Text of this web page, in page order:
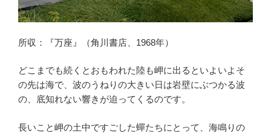
所収：『万座』（角川書店、1968年）
どこまでも続くとおもわれた陸も岬に出るといよいよそ
の先は海で、波のうねりの大きい日は岩壁にぶつかる波
の、底知れない響きが迫ってくるのです。
長いこと岬の土中ですごした蟬たちにとって、海鳴りの